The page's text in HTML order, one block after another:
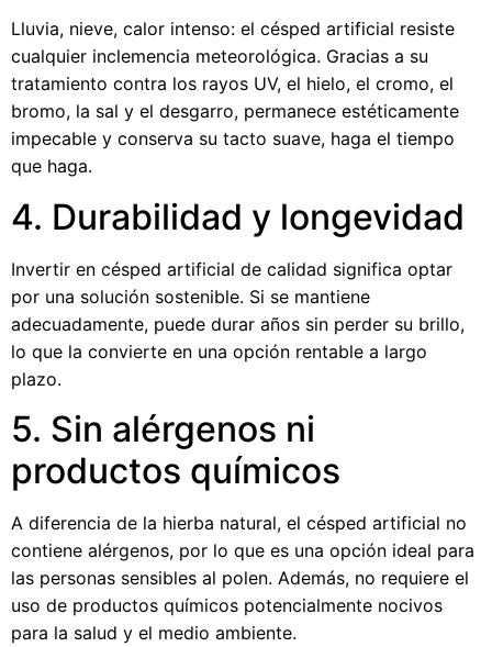
Lluvia, nieve, calor intenso: el césped artificial resiste
cualquier inclemencia meteorológica. Gracias a su
tratamiento contra los rayos UV, el hielo, el cromo, el
bromo, la sal y el desgarro, permanece estéticamente
impecable y conserva su tacto suave, haga el tiempo
que haga.
4. Durabilidad y longevidad
Invertir en césped artificial de calidad significa optar
por una solución sostenible. Si se mantiene
adecuadamente, puede durar años sin perder su brillo,
lo que la convierte en una opción rentable a largo
plazo.
5. Sin alérgenos ni
productos químicos
A diferencia de la hierba natural, el césped artificial no
contiene alérgenos, por lo que es una opción ideal para
las personas sensibles al polen. Además, no requiere el
uso de productos químicos potencialmente nocivos
para la salud y el medio ambiente.